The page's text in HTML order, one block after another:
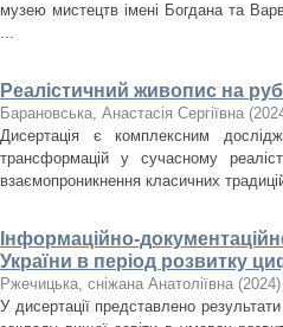
музею мистецтв імені Богдана та
...
Реалістичний живопис на
Барановська, Анастасія Сергіївна (
Дисертація є комплексним
трансформацій у сучасному
взаємопроникнення класичних
Інформаційно-
України в період розвитку
Ржечицька, сніжана Анатоліївна (2024)
У дисертації представлено